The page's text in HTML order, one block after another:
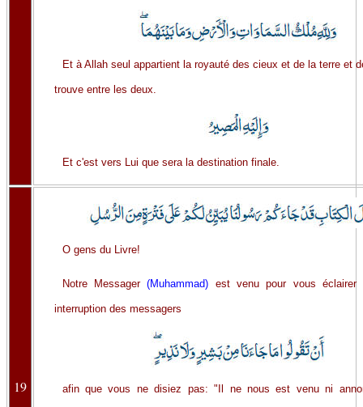
Et à Allah seul appartient la royauté des cieux et de la terre et
trouve entre les deux.
Et c'est vers Lui que sera la destination finale.
19
O gens du Livre!
Notre Messager(Muhammad) est venu pour vous éclairer
interruption des messagers
afin que vous ne disiez pas: "Il ne nous est venu ni